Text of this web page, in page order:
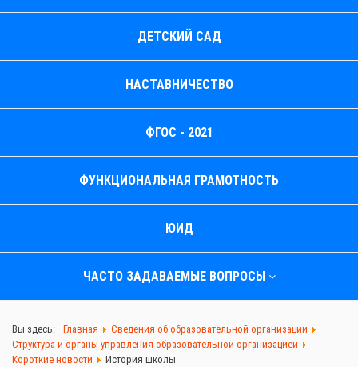
ДЕТСКИЙ САД
НАСТАВНИЧЕСТВО
ФГОС - 2021
ФУНКЦИОНАЛЬНАЯ ГРАМОТНОСТЬ
ЮИД
ЧАСТО ЗАДАВАЕМЫЕ ВОПРОСЫ
Вы здесь: Главная
Сведения об образовательной организации
Структура и органы управления образовательной организацией
Короткие новости
История школы